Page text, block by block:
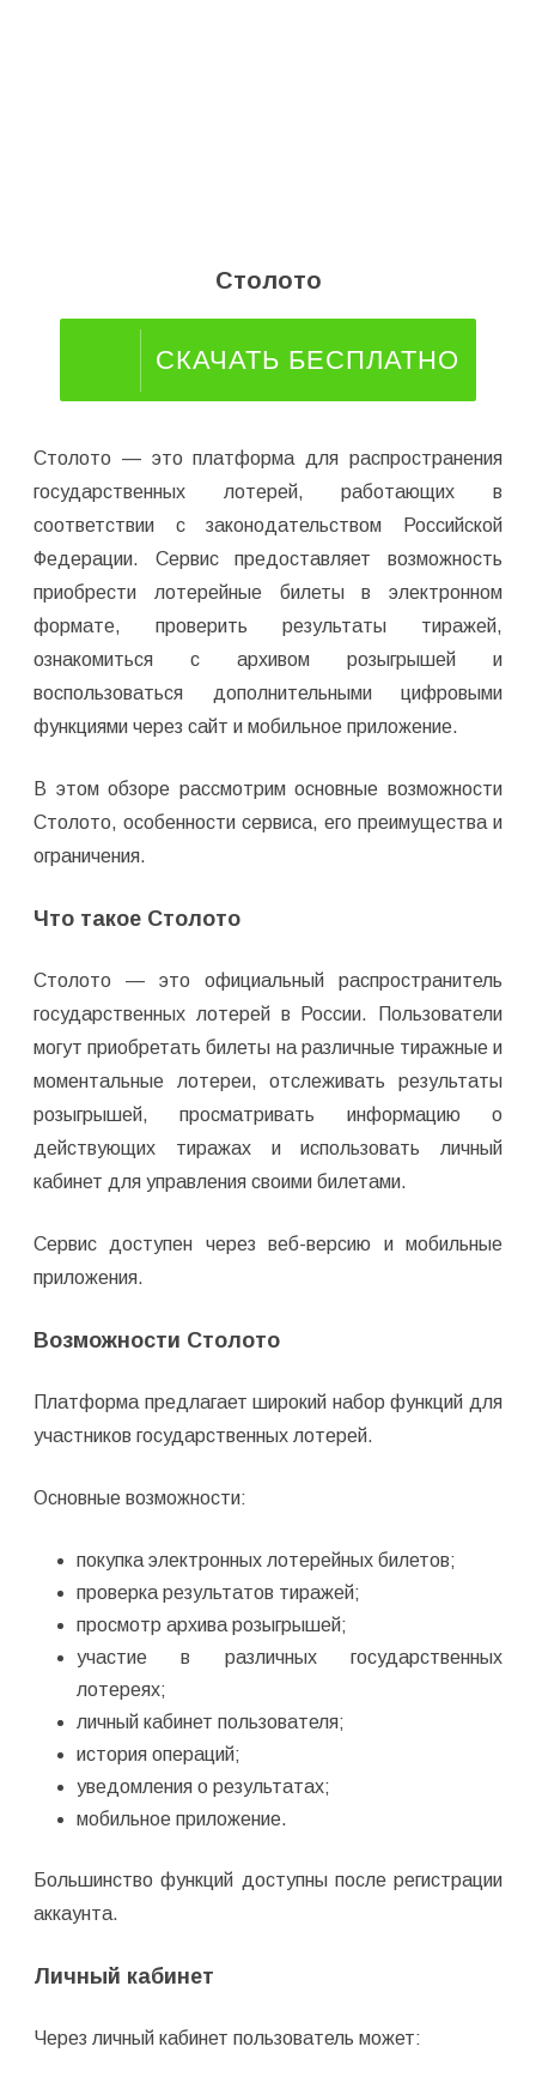
Столото
СКАЧАТЬ БЕСПЛАТНО
Столото — это платформа для распространения
государственных лотерей, работающих в
соответствии с законодательством Российской
Федерации. Сервис предоставляет возможность
приобрести лотерейные билеты в электронном
формате, проверить результаты тиражей,
ознакомиться с архивом розыгрышей и
воспользоваться дополнительными цифровыми
функциями через сайт и мобильное приложение.
В этом обзоре рассмотрим основные возможности
Столото, особенности сервиса, его преимущества и
ограничения.
Что такое Столото
Столото — это официальный распространитель
государственных лотерей в России. Пользователи
могут приобретать билеты на различные тиражные и
моментальные лотереи, отслеживать результаты
розыгрышей, просматривать информацию о
действующих тиражах и использовать личный
кабинет для управления своими билетами.
Сервис доступен через веб-версию и мобильные
приложения.
Возможности Столото
Платформа предлагает широкий набор функций для
участников государственных лотерей.
Основные возможности:
покупка электронных лотерейных билетов;
проверка результатов тиражей;
просмотр архива розыгрышей;
участие в различных государственных
лотереях;
личный кабинет пользователя;
история операций;
уведомления о результатах;
мобильное приложение.
Большинство функций доступны после регистрации
аккаунта.
Личный кабинет
Через личный кабинет пользователь может: